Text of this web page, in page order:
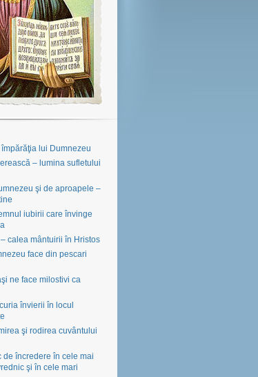
lui Dumnezeu
– lumina sufletului
şi de aproapele –
iubirii care învinge
calea mântuirii în Hristos
face din pescari
ne face milostivi ca
învierii în locul
şi rodirea cuvântului
de încredere în cele mai
şi în cele mari